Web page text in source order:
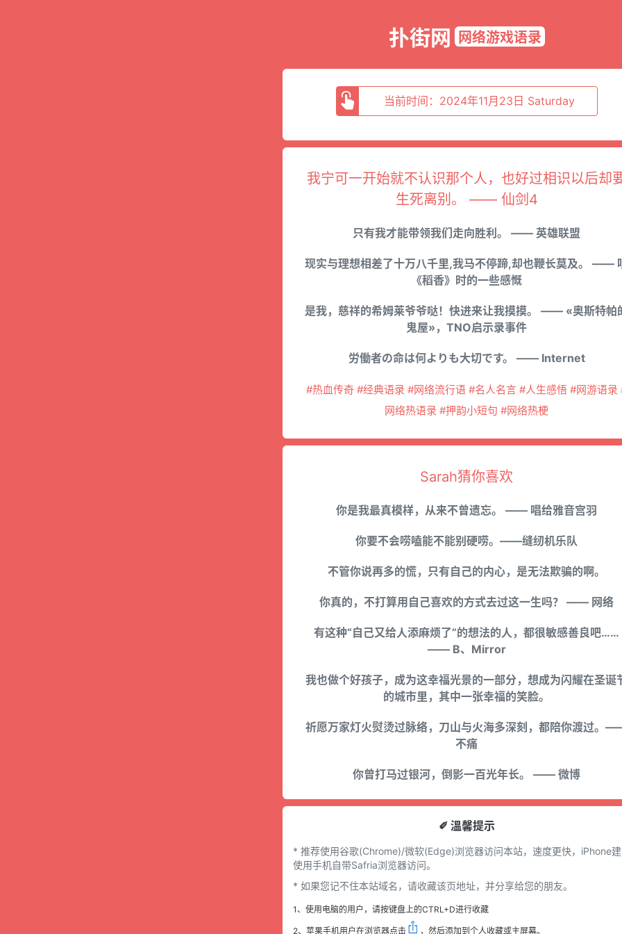
扑街网 网络游戏语录
当前时间：2024年11月23日 Saturday
我宁可一开始就不认识那个人，也好过相识以后却
生死离别。 —— 仙剑4
只有我才能带领我们走向胜利。 —— 英雄联盟
现实与理想相差了十万八千里,我马不停蹄,却也鞭长莫及。 ——
《稻香》时的一些感慨
是我，慈祥的希姆莱爷爷哒！快进来让我摸摸。 —— «奥斯特帕
鬼屋»，TNO启示录事件
労働者の命は何よりも大切です。 —— Internet
#热血传奇 #经典语录 #网络流行语 #名人名言 #人生感悟 #网游语录
网络热语录 #押韵小短句 #网络热梗
Sarah猜你喜欢
你是我最真模样，从来不曾遗忘。 —— 唱给雅音宫羽
你要不会唠嗑能不能别硬唠。——缝纫机乐队
不管你说再多的慌，只有自己的内心，是无法欺骗的啊。
你真的，不打算用自己喜欢的方式去过这一生吗？ —— 网络
有这种“自己又给人添麻烦了”的想法的人，都很敏感善良吧……
—— B、Mirror
我也做个好孩子，成为这幸福光景的一部分，想成为闪耀在圣诞
的城市里，其中一张幸福的笑脸。
祈愿万家灯火熨烫过脉络，刀山与火海多深刻，都陪你渡过。
不痛
你曾打马过银河，倒影一百光年长。 —— 微博
✐ 溫馨提示
* 推荐使用谷歌(Chrome)/微软(Edge)浏览器访问本站，速度更快，iPhone
使用手机自带Safria浏览器访问。
* 如果您记不住本站域名，请收藏该页地址，并分享给您的朋友。
1、使用电脑的用户，请按键盘上的CTRL+D进行收藏
2、苹果手机用户在浏览器点击 ，然后添加到个人收藏或主屏幕。